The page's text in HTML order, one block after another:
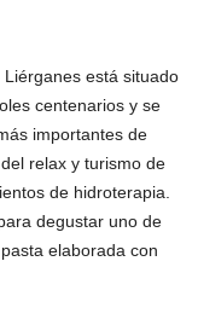
Liérganes está situado
centenarios y se
importantes de
relax y turismo de
de hidroterapia.
degustar uno de
elaborada con